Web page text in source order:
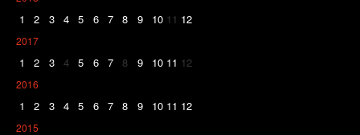
1 2 3 4 5 6 7 8 9 10 11 12
2017
1 2 3 4 5 6 7 8 9 10 11 12
2016
1 2 3 4 5 6 7 8 9 10 11 12
2015